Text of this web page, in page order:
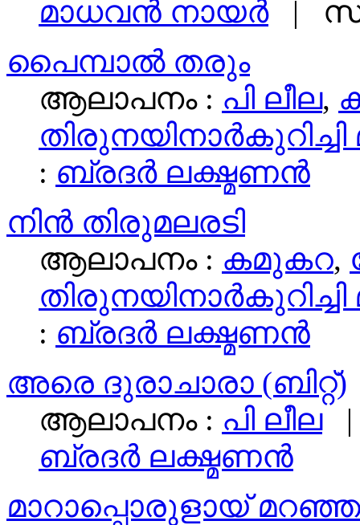
മാധവന്‍ നായര്‍|
പൈമ്പാല്‍ തരും
ആലാപനം : പി ലീല,
: ബ്രദര്‍ ലക്ഷ്മണന്‍
നിൻ തിരുമലരടി
ആലാപനം : കമുകറ,
: ബ്രദര്‍ ലക്ഷ്മണന്‍
അരെ ദുരാചാരാ (ബിറ്റ്)
ആലാപനം : പി ലീല|
ബ്രദര്‍ ലക്ഷ്മണന്‍
മാറാപ്പൊരുളായ്